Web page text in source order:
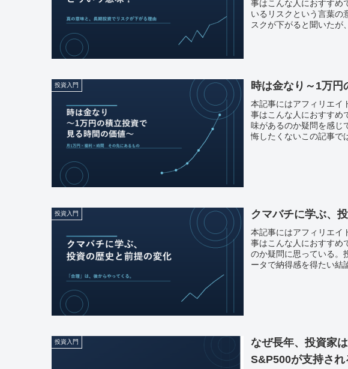
事はこんな人におすすめ
いるリスクという言葉の
スクが下がると聞いたが
投資入門 時は金なり～1万円
本記事にはアフィリエイ
事はこんな人におすすめ
味があるのか疑問を感じ
悔したくないこの記事で
投資入門 クマバチに学ぶ、
本記事にはアフィリエイ
事はこんな人におすすめ
のか疑問に思っている。
ータで納得感を得たい結
投資入門
なぜ長年、投資家
S&P500が支持され